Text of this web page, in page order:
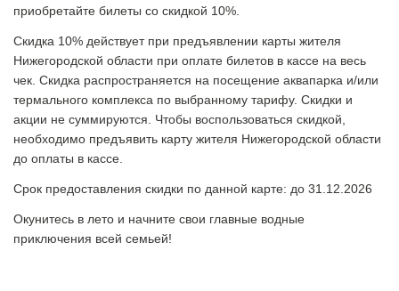
приобретайте билеты со скидкой 10%.
Скидка 10% действует при предъявлении карты жителя
Нижегородской области при оплате билетов в кассе на весь
чек. Скидка распространяется на посещение аквапарка и/или
термального комплекса по выбранному тарифу. Скидки и
акции не суммируются. Чтобы воспользоваться скидкой,
необходимо предъявить карту жителя Нижегородской области
до оплаты в кассе.
Срок предоставления скидки по данной карте: до 31.12.2026
Окунитесь в лето и начните свои главные водные
приключения всей семьей!